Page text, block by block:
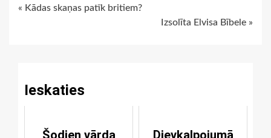
Continue
« Kādas skaņas patīk britiem?
Izsolīta Elvisa Bībele »
Ieskaties
Šodien vārda
Dievkalpojumā